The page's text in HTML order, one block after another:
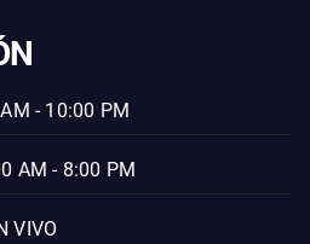
- 10:00 PM
AM - 8:00 PM
VIVO